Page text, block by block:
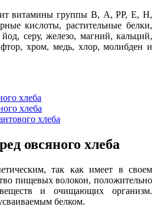
витамины группы В, А, РР, Е, Н,
кислоты, растительные белки,
серу, железо, магний, кальций,
хром, медь, хлор, молибден и
хлеба
хлеба
хлеба
овсяного хлеба
так как имеет в своем
пищевых волокон, положительно
и очищающих организм.
белком.